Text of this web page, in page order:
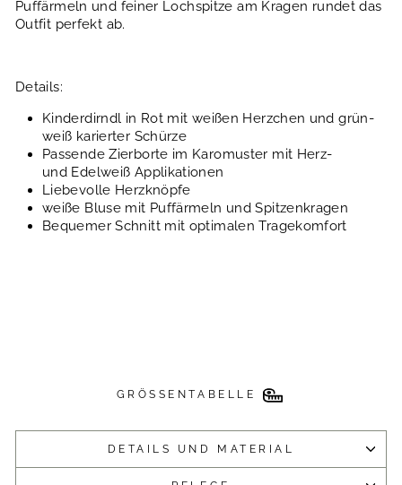
Puffärmeln und feiner Lochspitze am Kragen rundet das
Outfit perfekt ab.
Details:
Kinderdirndl in Rot mit weißen Herzchen und grün-
weiß karierter Schürze
Passende Zierborte im Karomuster mit Herz-
und Edelweiß Applikationen
Liebevolle Herzknöpfe
weiße Bluse mit Puffärmeln und Spitzenkragen
Bequemer Schnitt mit optimalen Tragekomfort
GRÖSSENTABELLE
DETAILS UND MATERIAL